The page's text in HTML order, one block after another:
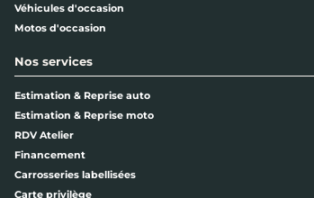
Véhicules d'occasion
Motos d'occasion
Nos services
Estimation & Reprise auto
Estimation & Reprise moto
RDV Atelier
Financement
Carrosseries labellisées
Carte privilège